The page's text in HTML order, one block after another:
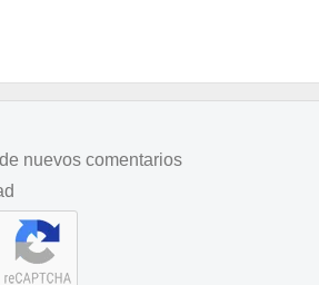
nuevos comentarios